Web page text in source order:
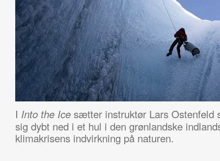
I Into the Icesætter instruktør Lars Ostenfeld
sig dybt ned i et hul i den grønlandske
klimakrisens indvirkning på naturen.